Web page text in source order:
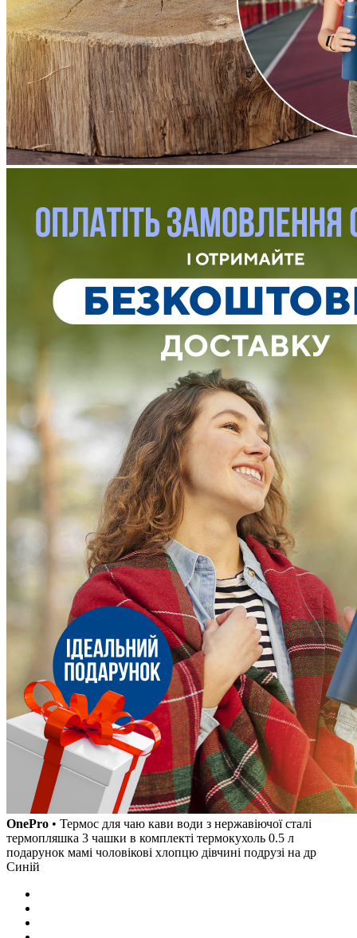
OnePro • Термос для чаю кави води з нержавіючої сталі
термопляшка 3 чашки в комплекті термокухоль 0.5 л
подарунок мамі чоловікові хлопцю дівчині подрузі на др
Синій